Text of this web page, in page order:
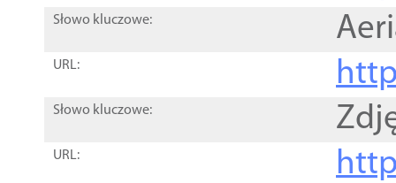
Słowo kluczowe:
URL:
Słowo kluczowe:
URL: